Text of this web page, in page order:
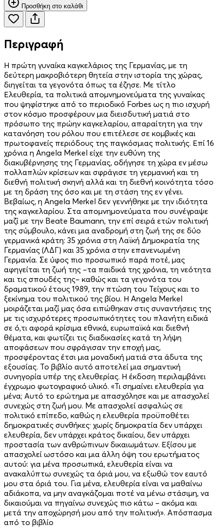
Προσθήκη στο καλάθι
Περιγραφή
Η πρώτη γυναίκα καγκελάριος της Γερμανίας, με τη
δεύτερη μακροβιότερη θητεία στην ιστορία της χώρας,
διηγείται τα γεγονότα όπως τα έζησε. Με τίτλο
Ελευθερία, τα πολιτικά απομνημονεύματα της γυναίκας
που ψηφίστηκε από το περιοδικό Forbes ως η πιο ισχυρή
στον κόσμο προσφέρουν μια διεισδυτική ματιά στο
πρόσωπο της πρώην καγκελαρίου, απαραίτητη για την
κατανόηση του ρόλου που επιτέλεσε σε κομβικές και
πρωτοφανείς περιόδους της παγκόσμιας πολιτικής. Επί 16
χρόνια η Angela Merkel είχε την ευθύνη της
διακυβέρνησης της Γερμανίας, οδήγησε τη χώρα εν μέσω
πολλαπλών κρίσεων και σφράγισε τη γερμανική και τη
διεθνή πολιτική σκηνή αλλά και τη διεθνή κοινότητα τόσο
με τη δράση της όσο και με τη στάση της εν γένει.
Βεβαίως, η Angela Merkel δεν γεννήθηκε με την ιδιότητα
της καγκελαρίου. Στα απομνημονεύματα που συνέγραψε
μαζί με την Beate Baumann, την επί σειρά ετών πολιτική
της σύμβουλο, κάνει μια αναδρομή στη ζωή της σε δύο
γερμανικά κράτη: 35 χρόνια στη Λαϊκή Δημοκρατία της
Γερμανίας (ΛΔΓ) και 35 χρόνια στην επανενωμένη
Γερμανία. Σε ύφος πιο προσωπικό παρά ποτέ, μας
αφηγείται τη ζωή της –τα παιδικά της χρόνια, τη νεότητα
και τις σπουδές της– καθώς και τα γεγονότα του
δραματικού έτους 1989, την πτώση του Τείχους και το
ξεκίνημα του πολιτικού της βίου. Η Angela Merkel
μοιράζεται μαζί μας όσα ειπώθηκαν στις συναντήσεις της
με τις ισχυρότερες προσωπικότητες του πλανήτη ειδικά
σε ό,τι αφορά κρίσιμα εθνικά, ευρωπαϊκά και διεθνή
θέματα, και φωτίζει τις διαδικασίες κατά τη λήψη
αποφάσεων που σφράγισαν την εποχή μας,
προσφέροντας έτσι μια μοναδική ματιά στα άδυτα της
εξουσίας. Το βιβλίο αυτό αποτελεί μια σημαντική
συνηγορία υπέρ της ελευθερίας. Η έκδοση περιλαμβάνει
έγχρωμο φωτογραφικό υλικό. «Τι σημαίνει ελευθερία για
μένα; Αυτό το ερώτημα με απασχόλησε και με απασχολεί
συνεχώς στη ζωή μου. Με απασχολεί ασφαλώς σε
πολιτικό επίπεδο, καθώς η ελευθερία προϋποθέτει
δημοκρατικές συνθήκες· χωρίς δημοκρατία δεν υπάρχει
ελευθερία, δεν υπάρχει κράτος δικαίου, δεν υπάρχει
προστασία των ανθρώπινων δικαιωμάτων. Εξίσου με
απασχολεί ωστόσο και μια άλλη όψη του ερωτήματος
αυτού: για μένα προσωπικά, ελευθερία είναι να
ανακαλύπτω συνεχώς τα όριά μου, να εξωθώ τον εαυτό
μου στα όριά του. Για μένα, ελευθερία είναι να μαθαίνω
αδιάκοπα, να μην αναγκάζομαι ποτέ να μένω στάσιμη, να
δικαιούμαι να πηγαίνω συνεχώς πιο κάτω – ακόμα και
μετά την αποχώρησή μου από την πολιτική». Απόσπασμα
από το βιβλίο